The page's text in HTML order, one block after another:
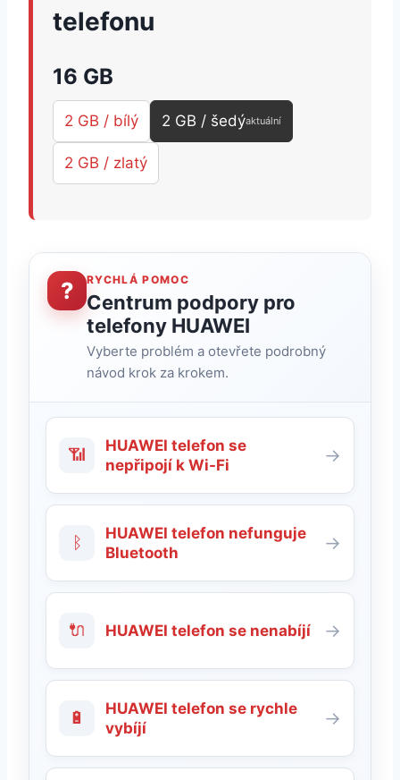
telefonu
16 GB
2 GB / bílý 2 GB / šedýaktuální
2 GB / zlatý
? RYCHLÁ POMOC
Centrum podpory pro
telefony HUAWEI
Vyberte problém a otevřete podrobný
návod krok za krokem.
📶
HUAWEI telefon se
nepřipojí k Wi-Fi
→
ᛒ
HUAWEI telefon nefunguje
Bluetooth
→
🔌 HUAWEI telefon se nenabíjí →
🔋
HUAWEI telefon se rychle
vybíjí
→